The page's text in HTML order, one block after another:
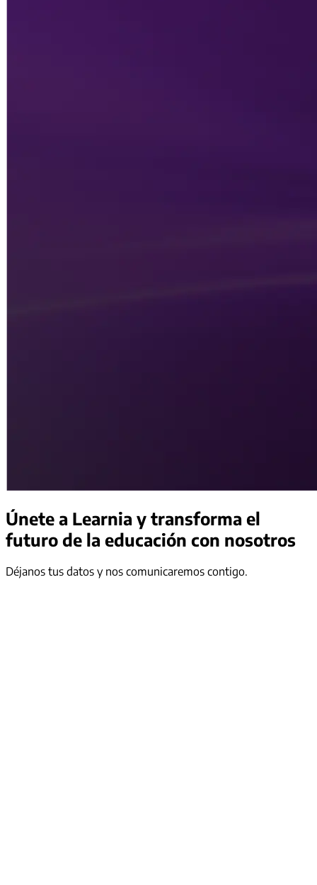
Únete a Learnia y transforma el
futuro de la educación con nosotros
Déjanos tus datos y nos comunicaremos contigo.